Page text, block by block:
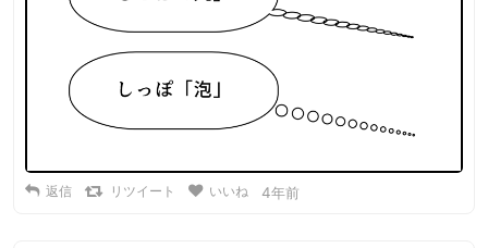
返信 リツイート いいね 4年前